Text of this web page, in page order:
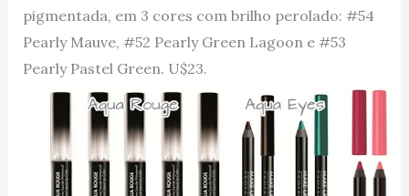
pigmentada, em 3 cores com brilho perolado: #54
Pearly Mauve, #52 Pearly Green Lagoon e #53
Pearly Pastel Green. U$23.